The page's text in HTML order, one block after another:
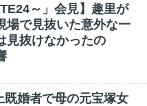
～」会見】趣里が
場で見抜いた意外な一
見抜けなかったの
既婚者で母の元宝塚女